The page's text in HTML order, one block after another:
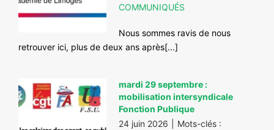
PUBLICATIONS
CONTACT
#VOS ÉLUES
#FORMATION
#COMMUNIQUÉS
COMMUNIQUÉS
Nous sommes ravis de nous
retrouver ici, plus de deux ans après[...]
mardi 29 septembre :
mobilisation intersyndicale
Fonction Publique
24 juin 2026
Mots-clés :